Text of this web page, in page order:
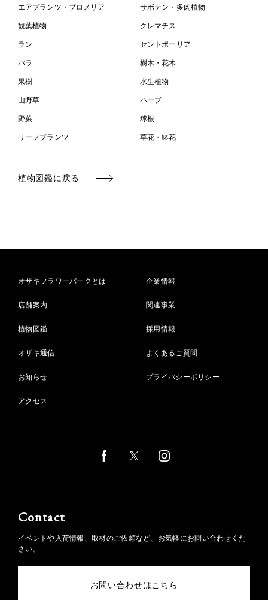
エアプランツ・ブロメリア サボテン・多肉植物
観葉植物 クレマチス
ラン セントポーリア
バラ 樹木・花木
果樹 水生植物
山野草 ハーブ
野菜 球根
リーフプランツ 草花・鉢花
植物図鑑に戻る
オザキフラワーパークとは
店舗案内
植物図鑑
オザキ通信
お知らせ
アクセス
企業情報
関連事業
採用情報
よくあるご質問
プライバシーポリシー
Contact
イベントや入荷情報、取材のご依頼など、お気軽にお問い合わせくだ
さい。
お問い合わせはこちら